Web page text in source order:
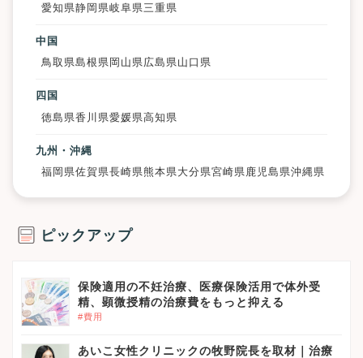
愛知県静岡県岐阜県 三重県
中国
鳥取県島根県 岡山県広島県山口県
四国
徳島県香川県愛媛県高知県
九州・沖縄
福岡県佐賀県長崎県熊本県大分県宮崎県鹿児島県沖縄県
ピックアップ
保険適用の不妊治療、医療保険活用で体外受
精、顕微授精の治療費をもっと抑える
#費用
あいこ女性クリニックの牧野院長を取材｜治療